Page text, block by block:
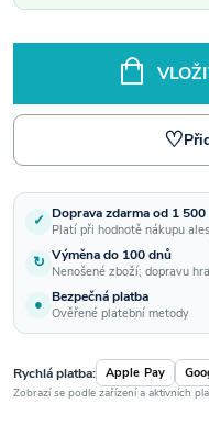
♡
✓ Doprava zdarma od 1 500
Platí při hodnotě nákupu
↻ Výměna do 100 dnů
Nenošené zboží; dopravu
● Bezpečná platba
Ověřené platební metody
Rychlá platba: Apple Pay
Zobrazí se podle zařízení a aktivních